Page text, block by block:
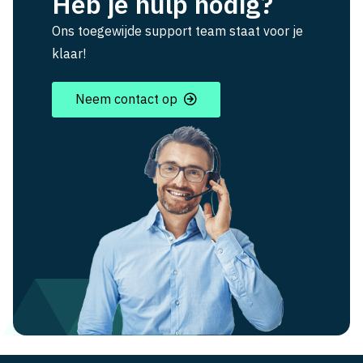
Ons toegewijde support team staat voor je
klaar!
Neem contact op